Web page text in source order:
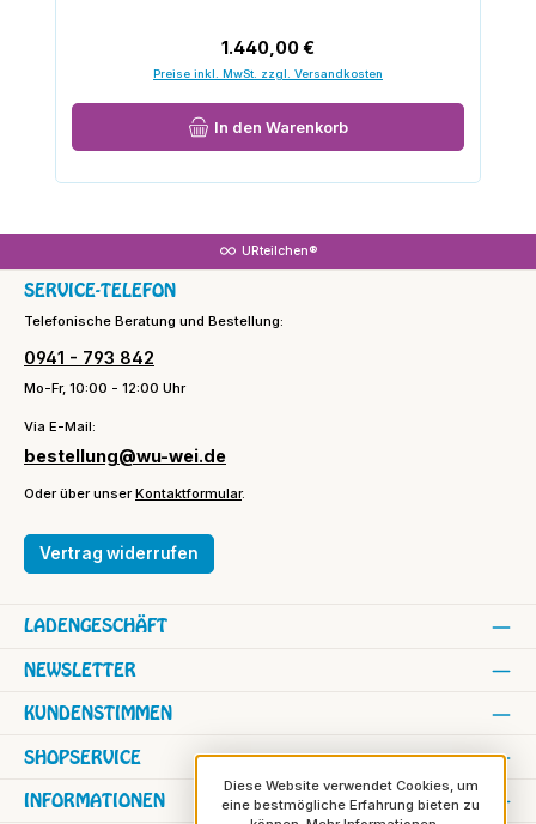
Regulärer Preis:
1.440,00 €
Preise inkl. MwSt. zzgl. Versandkosten
In den Warenkorb
URteilchen®
SERVICE-TELEFON
Telefonische Beratung und Bestellung:
0941 - 793 842
Mo-Fr, 10:00 - 12:00 Uhr
Via E-Mail:
bestellung@wu-wei.de
Oder über unserKontaktformular.
Vertrag widerrufen
SHOPSERVICE
INFORMATIONEN
NEWSLETTER
KUNDENSTIMMEN
LADENGESCHÄFT
Diese Website verwendet Cookies, um
eine bestmögliche Erfahrung bieten zu